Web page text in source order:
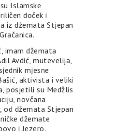
Islamske
doček i
iz džemata Stjepan
imam džemata
Avdić, mutevelija,
mjesne
aktivista i veliki
posjetili su Medžlis
novčana
od džemata Stjepan
džemate
i Jezero.